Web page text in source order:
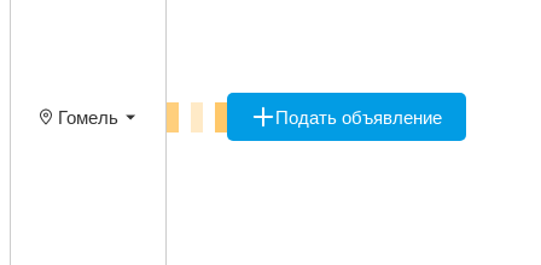
Гомель Подать объявление